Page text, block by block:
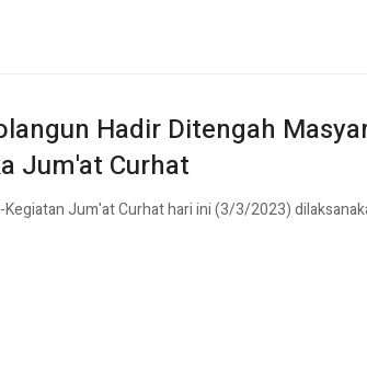
Hadir Ditengah
Jum'at Curhat
Jum'at Curhat hari ini (3/3/2023)